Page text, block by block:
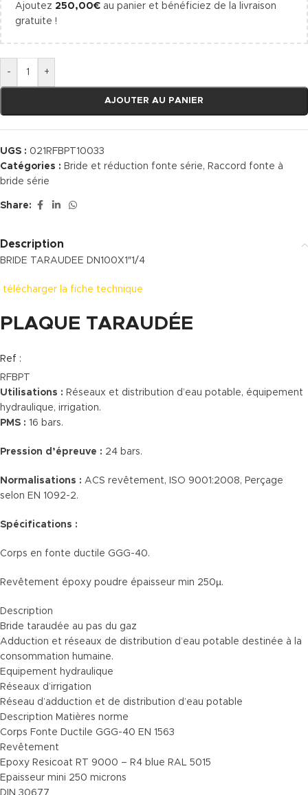
Ajoutez 250,00€ au panier et bénéficiez de la livraison
gratuite !
- +
AJOUTER AU PANIER
UGS : 021RFBPT10033
Catégories : Bride et réduction fonte série, Raccord fonte à
bride série
Share:
Description
BRIDE TARAUDEE DN100X1″1/4
télécharger la fiche technique
PLAQUE TARAUDÉE
Ref :
RFBPT
Utilisations : Réseaux et distribution d’eau potable, équipement
hydraulique, irrigation.
PMS : 16 bars.
Pression d’épreuve : 24 bars.
Normalisations : ACS revêtement, ISO 9001:2008, Perçage
selon EN 1092-2.
Spécifications :
Corps en fonte ductile GGG-40.
Revêtement époxy poudre épaisseur min 250µ.
Description
Bride taraudée au pas du gaz
Adduction et réseaux de distribution d’eau potable destinée à la
consommation humaine.
Equipement hydraulique
Réseaux d’irrigation
Réseau d’adduction et de distribution d’eau potable
Description Matières norme
Corps Fonte Ductile GGG-40 EN 1563
Revêtement
Epoxy Resicoat RT 9000 – R4 blue RAL 5015
Epaisseur mini 250 microns
DIN 30677